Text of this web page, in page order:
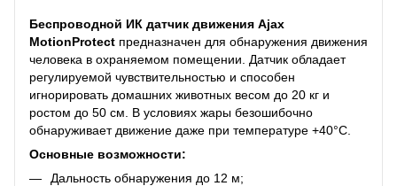
Беспроводной ИК датчик движения Ajax
MotionProtect предназначен для обнаружения движения
человека в охраняемом помещении. Датчик обладает
регулируемой чувствительностью и способен
игнорировать домашних животных весом до 20 кг и
ростом до 50 см. В условиях жары безошибочно
обнаруживает движение даже при температуре +40°С.
Основные возможности:
Дальность обнаружения до 12 м;